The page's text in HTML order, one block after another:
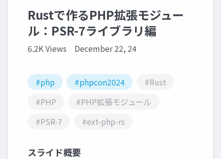
Rustで作るPHP拡張モジュー
ル：PSR-7ライブラリ編
6.2K Views December 22, 24
#php #phpcon2024
#Rust
#PHP
#PHP拡張モジュール
#PSR-7
#ext-php-rs
スライド概要